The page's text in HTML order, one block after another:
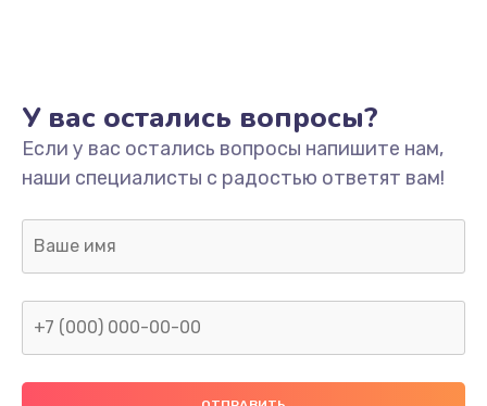
Замена микрофона
500 руб.
Заказать
Замена аккумулятора
700 руб.
У вас остались вопросы?
Если у вас остались вопросы напишите нам,
наши специалисты с радостью ответят вам!